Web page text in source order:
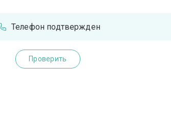
Телефон подтвержден
Проверить